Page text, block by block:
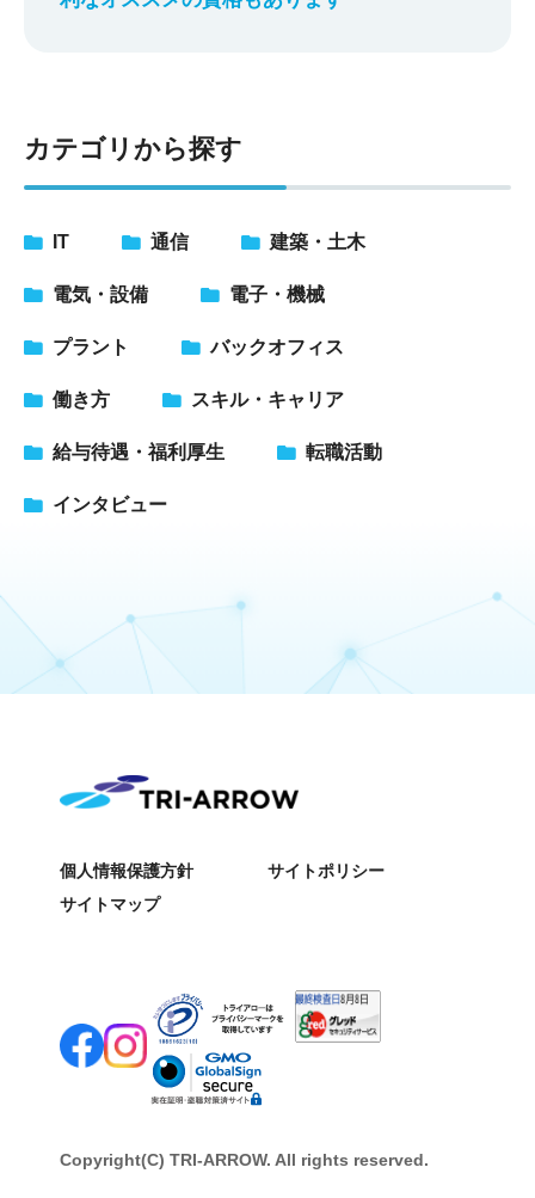
カテゴリから探す
IT 通信 建築・土木
電気・設備 電子・機械
プラント バックオフィス
働き方 スキル・キャリア
給与待遇・福利厚生 転職活動
インタビュー
個人情報保護方針
サイトポリシー
サイトマップ
Copyright(C) TRI-ARROW. All rights reserved.